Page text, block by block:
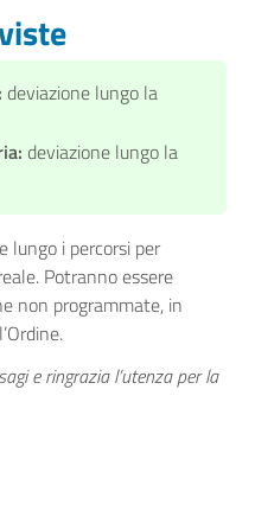
deviazione lungo la
deviazione lungo la
lungo i percorsi per
Potranno essere
non programmate, in
e ringrazia l’utenza per la